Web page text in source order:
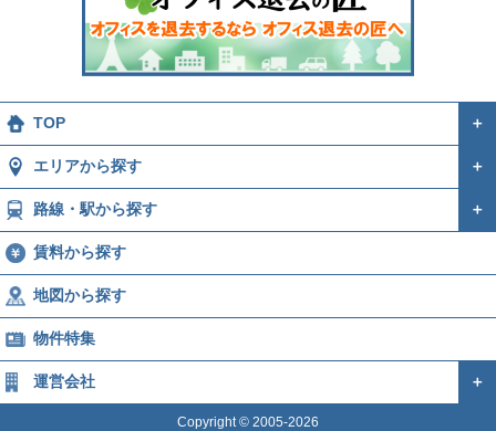
TOP ＋
エリアから探す ＋
路線・駅から探す ＋
賃料から探す
地図から探す
物件特集
運営会社 ＋
Copyright © 2005-2026